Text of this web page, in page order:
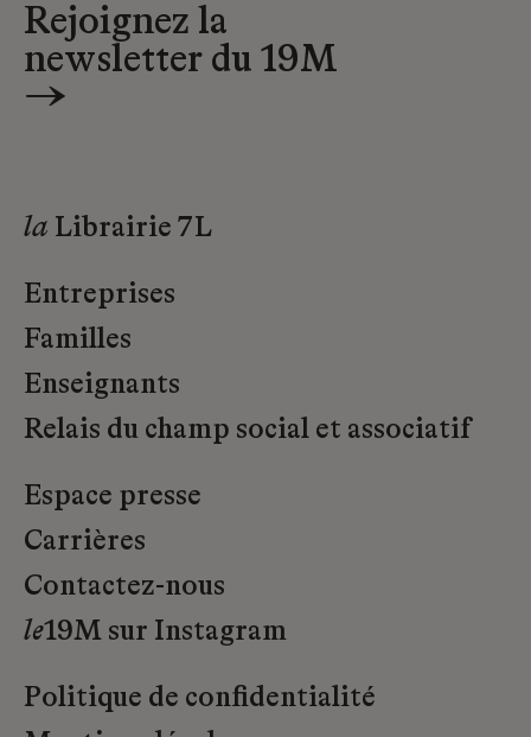
Rejoignez la
newsletter du 19M
→
la Librairie 7L
Entreprises
Familles
Enseignants
Relais du champ social et associatif
Espace presse
Carrières
Contactez-nous
le19M sur Instagram
Politique de confidentialité